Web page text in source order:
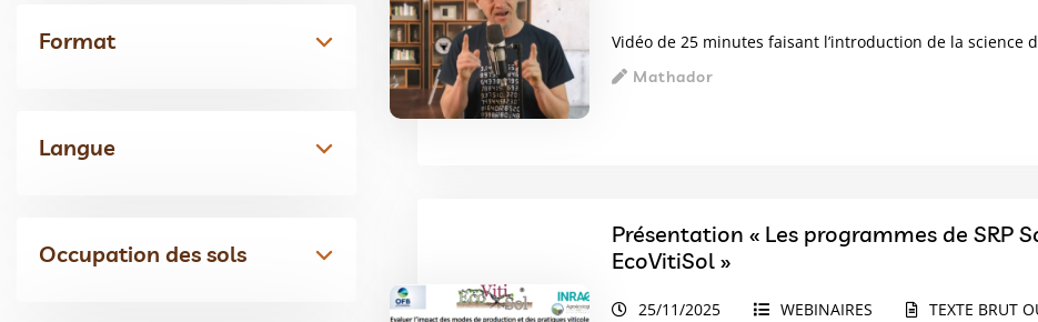
Format
Langue
Occupation des sols
Vidéo de 25 minutes faisant l’introduction de la science
Mathador
Présentation « Les programmes de SRP
EcoVitiSol »
25/11/2025 WEBINAIRES TEXTE BRUT